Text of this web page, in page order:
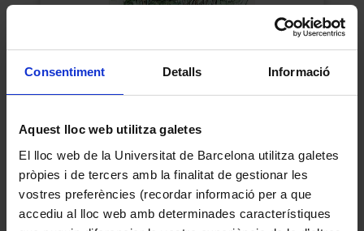
Consentiment Detalls Informació
Aquest lloc web utilitza galetes
El lloc web de la Universitat de Barcelona utilitza galetes
pròpies i de tercers amb la finalitat de gestionar les
vostres preferències (recordar informació per a que
accediu al lloc web amb determinades característiques
Cúpula granítica. Dudumu.
Jordi Sabater Pi
1980